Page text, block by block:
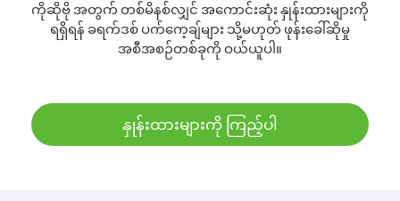
ကိုဆိုဗို အတွက် တစ်မိနစ်လျှင် အကောင်းဆုံး နှုန်းထားများကို
ရရှိရန် ခရက်ဒစ် ပက်ကေ့ချ်များ သို့မဟုတ် ဖုန်းခေါ်ဆိုမှု
အစီအစဉ်တစ်ခုကို ဝယ်ယူပါ။
နှုန်းထားများကို ကြည့်ပါ